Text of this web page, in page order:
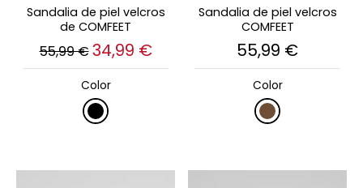
Sandalia de piel velcros
de COMFEET
55,99 €34,99 €
Color
Sandalia de piel velcros
COMFEET
55,99 €
Color